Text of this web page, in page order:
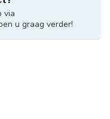
via
u graag verder!